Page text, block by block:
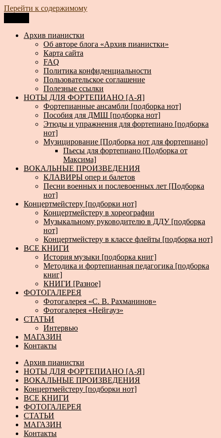
Перейти к содержимому
Архив пианистки
Всё для пианистов: ноты, книги, музыка, статьи…
Архив пианистки
Об авторе блога «Архив пианистки»
Карта сайта
FAQ
Политика конфиденциальности
Пользовательское соглашение
Полезные ссылки
НОТЫ ДЛЯ ФОРТЕПИАНО [А-Я]
Фортепианные ансамбли [подборка нот]
Пособия для ДМШ [подборка нот]
Этюды и упражнения для фортепиано [подборка
нот]
Музицирование [Подборка нот для фортепиано]
Пьесы для фортепиано [Подборка от
Максима]
ВОКАЛЬНЫЕ ПРОИЗВЕДЕНИЯ
КЛАВИРЫ опер и балетов
Песни военных и послевоенных лет [Подборка
нот]
Концертмейстеру [подборки нот]
Концертмейстеру в хореографии
Музыкальному руководителю в ДДУ [подборка
нот]
Концертмейстеру в классе флейты [подборка нот]
ВСЕ КНИГИ
История музыки [подборка книг]
Методика и фортепианная педагогика [подборка
книг]
КНИГИ [Разное]
ФОТОГАЛЕРЕЯ
Фотогалерея «С. В. Рахманинов»
Фотогалерея «Нейгауз»
СТАТЬИ
Интервью
МАГАЗИН
Контакты
Архив пианистки
НОТЫ ДЛЯ ФОРТЕПИАНО [А-Я]
ВОКАЛЬНЫЕ ПРОИЗВЕДЕНИЯ
Концертмейстеру [подборки нот]
ВСЕ КНИГИ
ФОТОГАЛЕРЕЯ
СТАТЬИ
МАГАЗИН
Контакты